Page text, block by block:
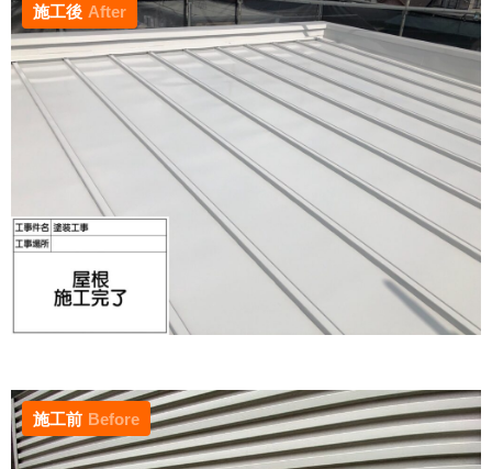
施工後 After
施工前 Before